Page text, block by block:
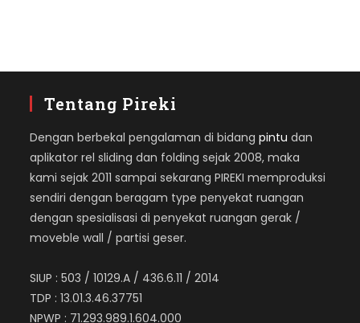
Tentang Pireki
Dengan berbekal pengalaman di bidangpintu dan
aplikator rel sliding dan folding sejak 2008, maka
kami sejak 2011 sampai sekarang PIREKI memproduksi
sendiri dengan beragam type penyekat ruangan
dengan spesialisasi di penyekat ruangan gerak /
moveble wall / partisi geser.
SIUP : 503 / 10129.A / 436.6.11 / 2014
TDP : 13.01.3.46.37751
NPWP : 71.293.989.1.604.000